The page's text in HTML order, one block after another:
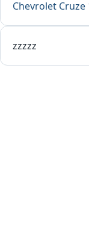
Chevrolet
zzzzz